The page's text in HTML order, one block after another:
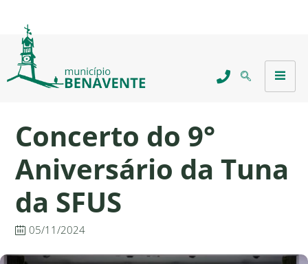
Concerto do 9°
Aniversário da Tuna
da SFUS
05/11/2024